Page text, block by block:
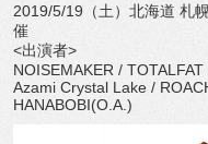
2019/5/19（土）北海道 札
催
<出演者>
NOISEMAKER /
Azami Crystal Lake /
HANABOBI(O.A.)